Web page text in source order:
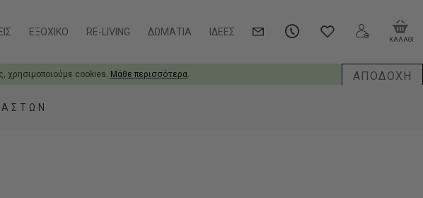
χρησιμοποιούμε cookies. Μάθε περισσότερα. ΑΠΟΔΟΧΗ
ΕΞΟΧΙΚΌ RE-LIVING ΔΩΜΆΤΙΑ ΙΔΈΕΣ
ΚΑΛΑΘΙ